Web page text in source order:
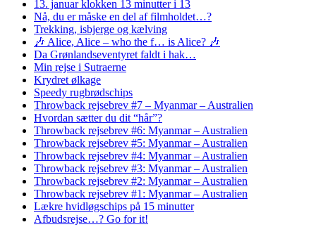
13. januar klokken 13 minutter i 13
Nå, du er måske en del af filmholdet…?
Trekking, isbjerge og kælving
🎶 Alice, Alice – who the f… is Alice? 🎶
Da Grønlandseventyret faldt i hak…
Min rejse i Sutraerne
Krydret ølkage
Speedy rugbrødschips
Throwback rejsebrev #7 – Myanmar – Australien
Hvordan sætter du dit “hår”?
Throwback rejsebrev #6: Myanmar – Australien
Throwback rejsebrev #5: Myanmar – Australien
Throwback rejsebrev #4: Myanmar – Australien
Throwback rejsebrev #3: Myanmar – Australien
Throwback rejsebrev #2: Myanmar – Australien
Throwback rejsebrev #1: Myanmar – Australien
Lækre hvidløgschips på 15 minutter
Afbudsrejse…? Go for it!